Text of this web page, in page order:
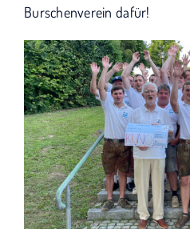
Burschenverein dafür!